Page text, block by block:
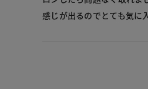
感じが出るのでとても気に